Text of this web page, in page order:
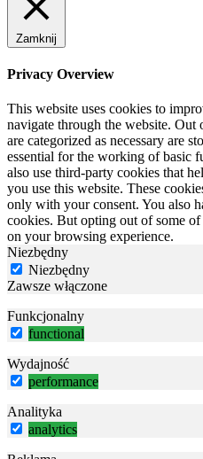
Zamknij
Privacy Overview
This website uses cookies to
navigate through the website. Out
are categorized as necessary are
essential for the working of basic
also use third-party cookies that
you use this website. These
only with your consent. You also
cookies. But opting out of some
on your browsing experience.
Niezbędny
Niezbędny
Zawsze włączone
Funkcjonalny
functional
Wydajność
performance
Analityka
analytics